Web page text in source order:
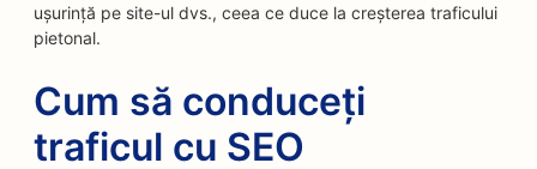
ușurință pe site-ul dvs., ceea ce duce la creșterea traficului
pietonal.
Cum să conduceți
traficul cu SEO